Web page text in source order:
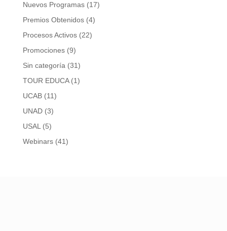
Nuevos Programas(17)
Premios Obtenidos(4)
Procesos Activos(22)
Promociones(9)
Sin categoría (31)
TOUR EDUCA(1)
UCAB(11)
UNAD(3)
USAL (5)
Webinars(41)